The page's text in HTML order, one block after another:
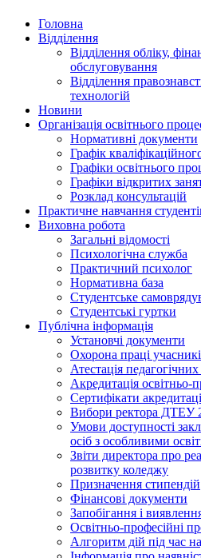
Головна
Відділення
Відділення обліку,
обслуговування
Відділення
технологій
Новини
Організація освітнього
Нормативні документи
Графік
Графіки освітнього
Графіки відкритих
Розклад консультацій
Практичне навчання
Виховна робота
Загальні відомості
Психологічна служба
Практичний психолог
Нормативна база
Студентське
Студентські гуртки
Публічна інформація
Установчі документи
Охорона праці
Атестація
Акредитація освітньо-
Сертифікати
Вибори ректора ДТЕУ
Умови доступності
осіб з особливими
Звіти директора про
розвитку коледжу
Призначення стипендій
Фінансові документи
Запобігання і
Освітньо-професійні
Алгоритм дій під час